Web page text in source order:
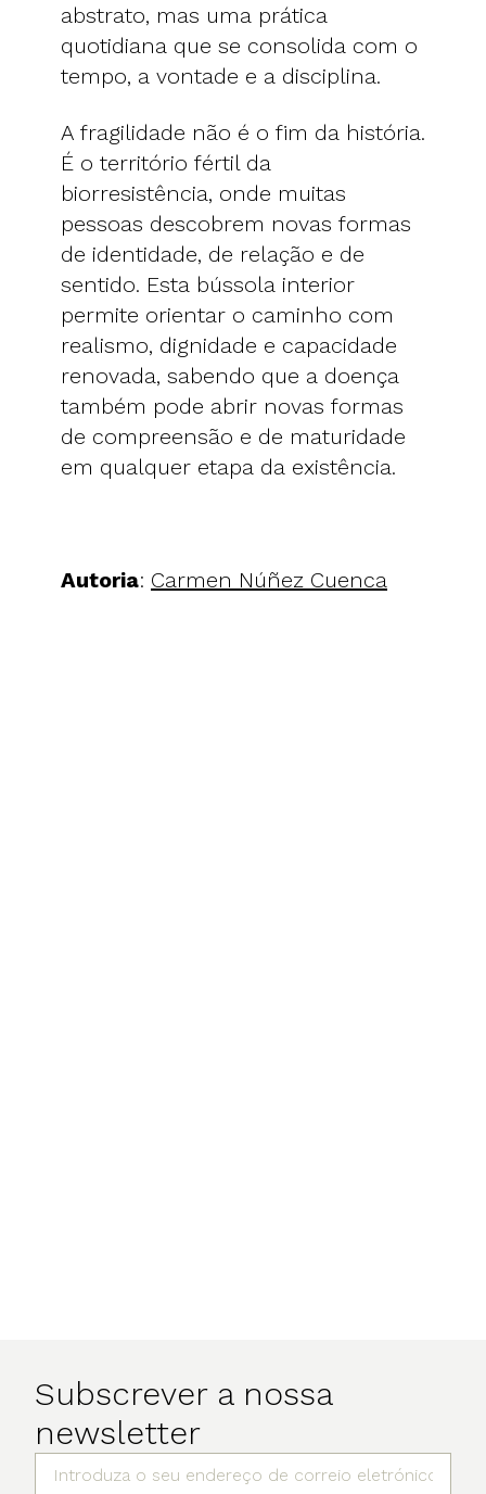
abstrato, mas uma prática
quotidiana que se consolida com o
tempo, a vontade e a disciplina.
A fragilidade não é o fim da história.
É o território fértil da
biorresistência, onde muitas
pessoas descobrem novas formas
de identidade, de relação e de
sentido. Esta bússola interior
permite orientar o caminho com
realismo, dignidade e capacidade
renovada, sabendo que a doença
também pode abrir novas formas
de compreensão e de maturidade
em qualquer etapa da existência.
Autoria: Carmen Núñez Cuenca
Subscrever a nossa
newsletter